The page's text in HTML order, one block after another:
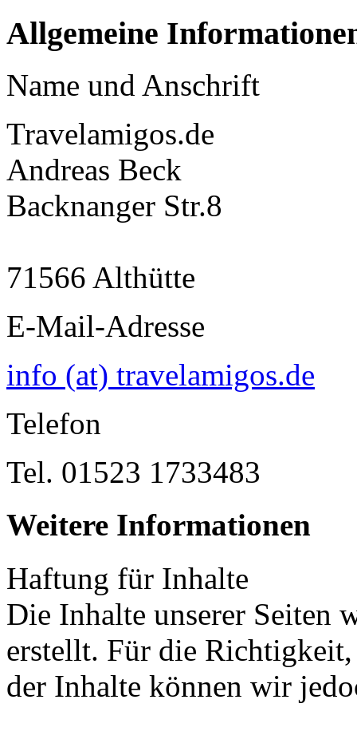
Allgemeine
Name und Anschrift
Travelamigos.de
Andreas Beck
Backnanger Str.8
71566 Althütte
E-Mail-Adresse
info (at) travelamigos.de
Telefon
Tel. 01523 1733483
Weitere Informationen
Haftung für Inhalte
Die Inhalte unserer Seiten
erstellt. Für die
der Inhalte können wir